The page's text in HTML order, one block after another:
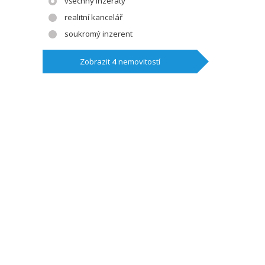
realitní kancelář
soukromý inzerent
Zobrazit 4nemovitostí